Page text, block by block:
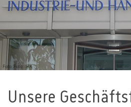
Foto: Foto: IHK
Unsere